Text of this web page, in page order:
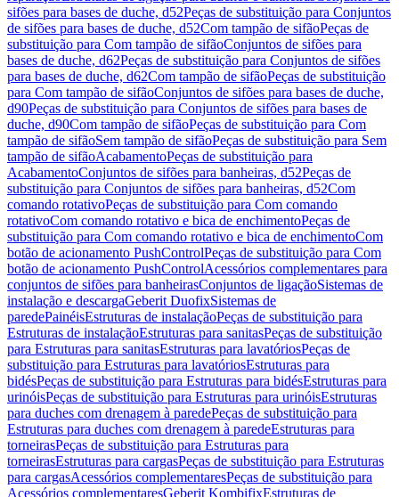
sifões para bases de duche, d52Peças de substituição para Conjuntos
de sifões para bases de duche, d52Com tampão de sifãoPeças de
substituição para Com tampão de sifãoConjuntos de sifões para
bases de duche, d62Peças de substituição para Conjuntos de sifões
para bases de duche, d62Com tampão de sifãoPeças de substituição
para Com tampão de sifãoConjuntos de sifões para bases de duche,
d90Peças de substituição para Conjuntos de sifões para bases de
duche, d90Com tampão de sifãoPeças de substituição para Com
tampão de sifãoSem tampão de sifãoPeças de substituição para Sem
tampão de sifãoAcabamentoPeças de substituição para
AcabamentoConjuntos de sifões para banheiras, d52Peças de
substituição para Conjuntos de sifões para banheiras, d52Com
comando rotativoPeças de substituição para Com comando
rotativoCom comando rotativo e bica de enchimentoPeças de
substituição para Com comando rotativo e bica de enchimentoCom
botão de acionamento PushControlPeças de substituição para Com
botão de acionamento PushControlAcessórios complementares para
conjuntos de sifões para banheirasConjuntos de ligaçãoSistemas de
instalação e descargaGeberit DuofixSistemas de
paredePainéisEstruturas de instalaçãoPeças de substituição para
Estruturas de instalaçãoEstruturas para sanitasPeças de substituição
para Estruturas para sanitasEstruturas para lavatóriosPeças de
substituição para Estruturas para lavatóriosEstruturas para
bidésPeças de substituição para Estruturas para bidésEstruturas para
urinóisPeças de substituição para Estruturas para urinóisEstruturas
para duches com drenagem à paredePeças de substituição para
Estruturas para duches com drenagem à paredeEstruturas para
torneirasPeças de substituição para Estruturas para
torneirasEstruturas para cargasPeças de substituição para Estruturas
para cargasAcessórios complementaresPeças de substituição para
Acessórios complementaresGeberit KombifixEstruturas de